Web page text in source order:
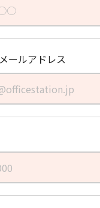
メールアドレス